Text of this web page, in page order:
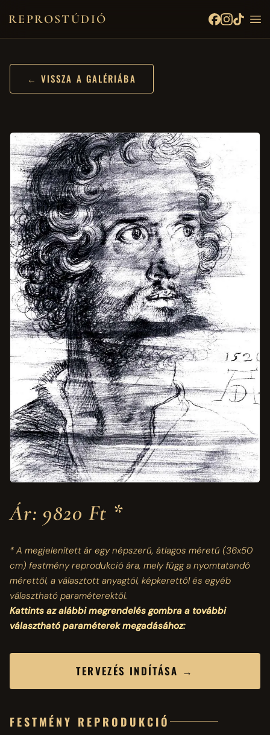
REPROSTÚDIÓ
← VISSZA A GALÉRIÁBA
Ár: 9820 Ft *
* A megjelenített ár egy népszerű, átlagos méretű (36x50
cm)festmény reprodukció ára, mely függ a nyomtatandó
mérettől, a választott anyagtól, képkerettől és egyéb
választható paraméterektől.
Kattints az alábbi megrendelés gombra a további
választható paraméterek megadásához:
TERVEZÉS INDÍTÁSA →
FESTMÉNY REPRODUKCIÓ